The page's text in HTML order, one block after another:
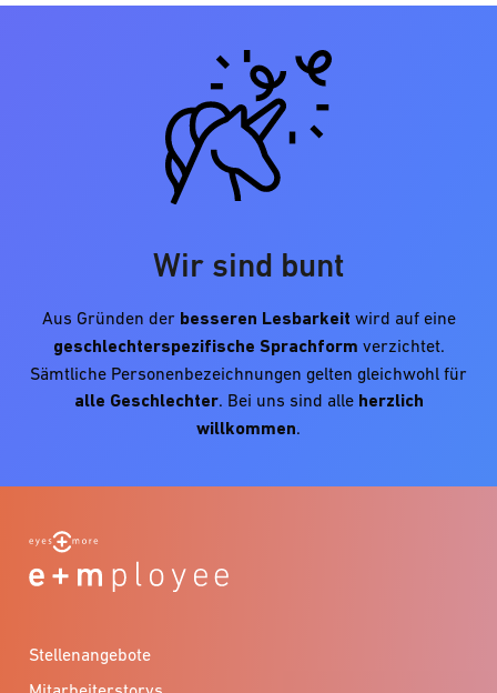
Wir sind bunt
Aus Gründen der besseren Lesbarkeit wird auf eine
geschlechterspezifische Sprachform verzichtet.
Sämtliche Personenbezeichnungen gelten gleichwohl für
alle Geschlechter. Bei uns sind alle herzlich
willkommen.
Stellenangebote